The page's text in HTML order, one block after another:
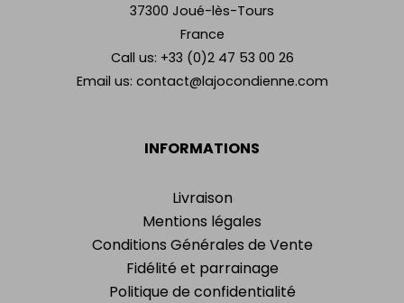
INFORMATIONS
Livraison
Mentions légales
Conditions Générales de Vente
Fidélité et parrainage
Politique de confidentialité
37300 Joué-lès-Tours
France
Call us: +33 (0)2 47 53 00 26
Email us: contact@lajocondienne.com